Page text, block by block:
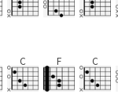
C F C